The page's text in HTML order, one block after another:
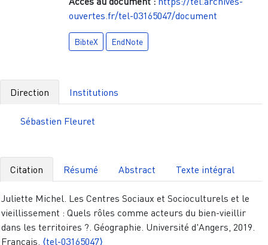
ouvertes.fr/tel-03165047/document
BibteX EndNote
Direction Institutions
Sébastien Fleuret
Citation Résumé Abstract Texte intégral
Juliette Michel. Les Centres Sociaux et Socioculturels et le
vieillissement : Quels rôles comme acteurs du bien-vieillir
dans les territoires ?. Géographie. Université d'Angers, 2019.
Français. ⟨tel-03165047⟩